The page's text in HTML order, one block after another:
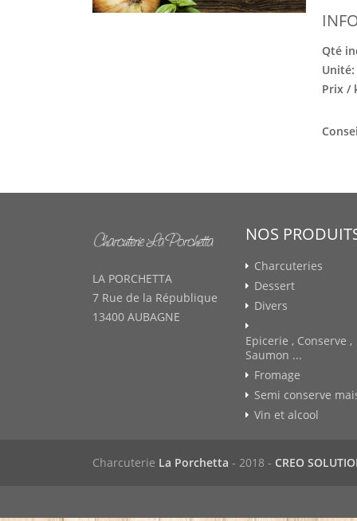
Qté
Unité:
Prix /
LA PORCHETTA
7 Rue de la République
13400 AUBAGNE
NOS
Charcuteries
Dessert
Divers
Epicerie , Conserve ,
Saumon ...
Fromage
Semi conserve
Vin et alcool
Charcuterie La Porchetta - 2018 - CREO